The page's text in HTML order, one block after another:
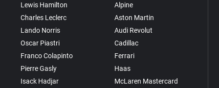
Lewis Hamilton
Charles Leclerc
Lando Norris
Oscar Piastri
Franco Colapinto
Pierre Gasly
Isack Hadjar
Alpine
Aston Martin
Audi Revolut
Cadillac
Ferrari
Haas
McLaren Mastercard